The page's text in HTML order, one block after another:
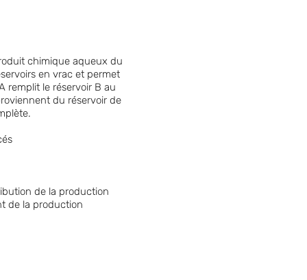
chimique aqueux du
en vrac et permet
remplit le réservoir B au
du réservoir de
de la production
de la production